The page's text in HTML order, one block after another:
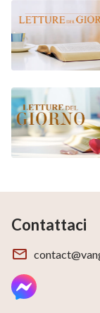
Contattaci